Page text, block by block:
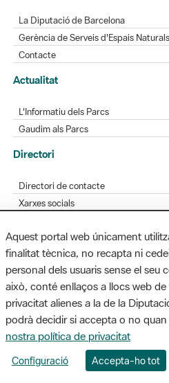
La Diputació de Barcelona
Gerència de Serveis d'Espais Naturals
Contacte
Actualitat
L'Informatiu dels Parcs
Gaudim als Parcs
Directori
Directori de contacte
Xarxes socials
Bústia de suggeriments
Opineu sobre els parcs
MAPA WEB AVÍS LEGAL ACCESSIBILITAT
Diputació de Barcelona. Edifici
Barcelona. Tel. 934 022 428 /
Aquest portal web únicament
finalitat tècnica, no recapta ni
personal dels usuaris sense el
això, conté enllaços a llocs web
privacitat alienes a la de la
podrà decidir si accepta o no quan
nostra política de privacitat
Configuració Accepta-ho tot